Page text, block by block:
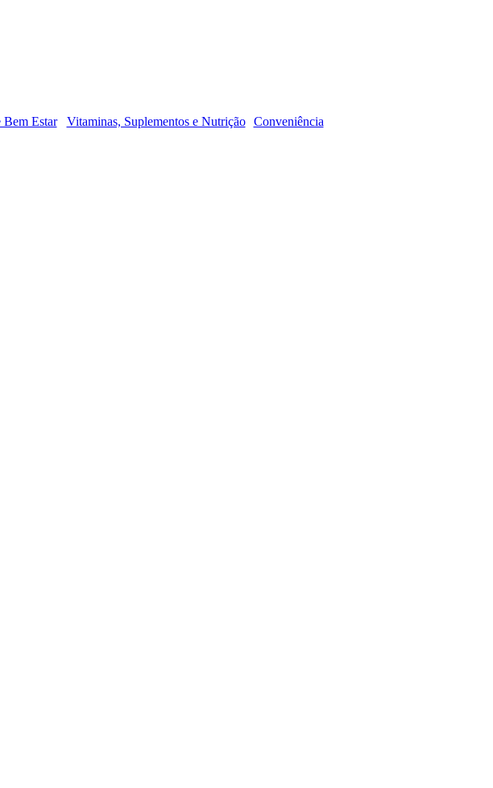
Bem Estar Vitaminas, Suplementos e Nutrição Conveniência